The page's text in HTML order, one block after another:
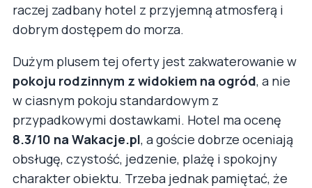
raczej zadbany hotel z przyjemną atmosferą i
dobrym dostępem do morza.
Dużym plusem tej oferty jest zakwaterowanie w
pokoju rodzinnym z widokiem na ogród, a nie
w ciasnym pokoju standardowym z
przypadkowymi dostawkami. Hotel ma ocenę
8.3/10 na Wakacje.pl, a goście dobrze oceniają
obsługę, czystość, jedzenie, plażę i spokojny
charakter obiektu. Trzeba jednak pamiętać, że